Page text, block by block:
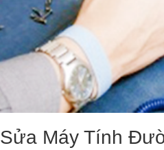
Sửa Máy Tính